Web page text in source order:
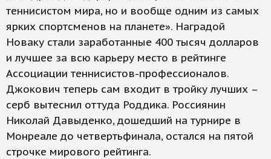
теннисистом мира, но и вообще одним из самых
ярких спортсменов на планете». Наградой
Новаку стали заработанные 400 тысяч долларов
и лучшее за всю карьеру место в рейтинге
Ассоциации теннисистов-профессионалов.
Джокович теперь сам входит в тройку лучших –
серб вытеснил оттуда Роддика. Россиянин
Николай Давыденко, дошедший на турнире в
Монреале до четвертьфинала, остался на пятой
строчке мирового рейтинга.